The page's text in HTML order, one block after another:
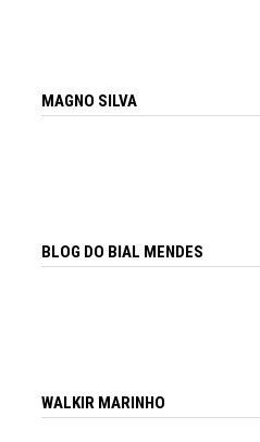
MAGNO SILVA
BLOG DO BIAL MENDES
WALKIR MARINHO